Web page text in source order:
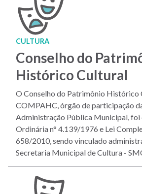
CULTURA
Conselho do
Histórico Cultural
O Conselho do Patrimônio Histórico
COMPAHC, órgão de participação
Administração Pública Municipal, foi
Ordinária n° 4.139/1976 e Lei
658/2010, sendo vinculado
Secretaria Municipal de Cultura -